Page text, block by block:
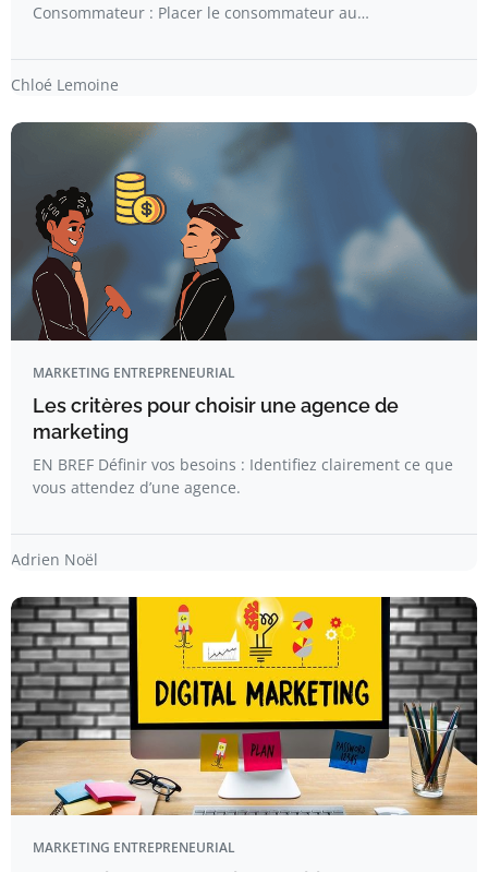
Consommateur : Placer le consommateur au…
Chloé Lemoine
MARKETING ENTREPRENEURIAL
Les critères pour choisir une agence de
marketing
EN BREF Définir vos besoins : Identifiez clairement ce que
vous attendez d’une agence.
Adrien Noël
MARKETING ENTREPRENEURIAL